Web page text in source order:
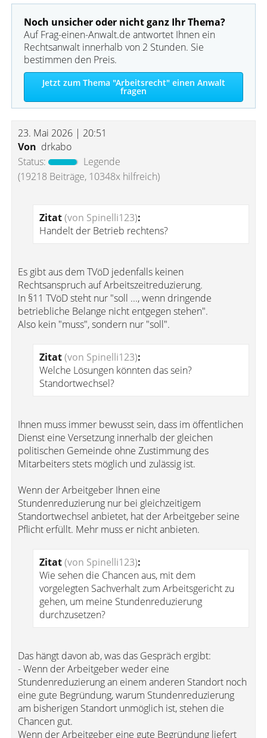
Noch unsicher oder nicht ganz Ihr Thema?
Auf Frag-einen-Anwalt.de antwortet Ihnen ein
Rechtsanwalt innerhalb von 2 Stunden. Sie
bestimmen den Preis.
Jetzt zum Thema "Arbeitsrecht" einen Anwalt
fragen
23. Mai 2026 | 20:51
Von drkabo
Status:
Legende
(19218 Beiträge, 10348x hilfreich)
Zitat(von Spinelli123):
Handelt der Betrieb rechtens?
Es gibt aus dem TVöD jedenfalls keinen
Rechtsanspruch auf Arbeitszeitreduzierung.
In §11 TVöD steht nur "soll ..., wenn dringende
betriebliche Belange nicht entgegen stehen".
Also kein "muss", sondern nur "soll".
Zitat(von Spinelli123):
Welche Lösungen könnten das sein?
Standortwechsel?
Ihnen muss immer bewusst sein, dass im öffentlichen
Dienst eine Versetzung innerhalb der gleichen
politischen Gemeinde ohne Zustimmung des
Mitarbeiters stets möglich und zulässig ist.
Wenn der Arbeitgeber Ihnen eine
Stundenreduzierung nur bei gleichzeitigem
Standortwechsel anbietet, hat der Arbeitgeber seine
Pflicht erfüllt. Mehr muss er nicht anbieten.
Zitat(von Spinelli123):
Wie sehen die Chancen aus, mit dem
vorgelegten Sachverhalt zum Arbeitsgericht zu
gehen, um meine Stundenreduzierung
durchzusetzen?
Das hängt davon ab, was das Gespräch ergibt:
- Wenn der Arbeitgeber weder eine
Stundenreduzierung an einem anderen Standort noch
eine gute Begründung, warum Stundenreduzierung
am bisherigen Standort unmöglich ist, stehen die
Chancen gut.
Wenn der Arbeitgeber eine gute Begründung liefert